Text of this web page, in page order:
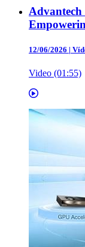
Advantech
12/06/2026 |
Video (01:55)